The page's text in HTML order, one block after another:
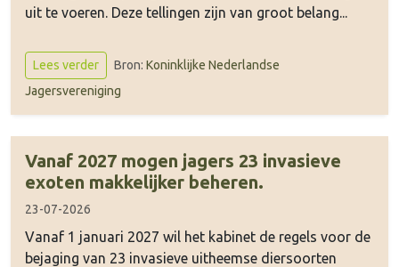
uit te voeren. Deze tellingen zijn van groot belang...
Lees verder Bron: Koninklijke Nederlandse
Jagersvereniging
Vanaf 2027 mogen jagers 23 invasieve
exoten makkelijker beheren.
23-07-2026
Vanaf 1 januari 2027 wil het kabinet de regels voor de
bejaging van 23 invasieve uitheemse diersoorten